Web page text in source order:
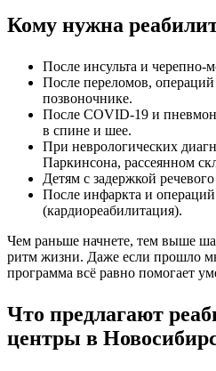
Кому нужна
После инсульта и
После переломов, операций
позвоночнике.
После COVID‑19 и
в спине и шее.
При неврологических
Паркинсона, рассеянном
Детям с задержкой
После инфаркта и
(кардиореабилитация).
Чем раньше начнете, тем выше
ритм жизни. Даже если прошло
программа всё равно помогает
Что предлагают
центры в